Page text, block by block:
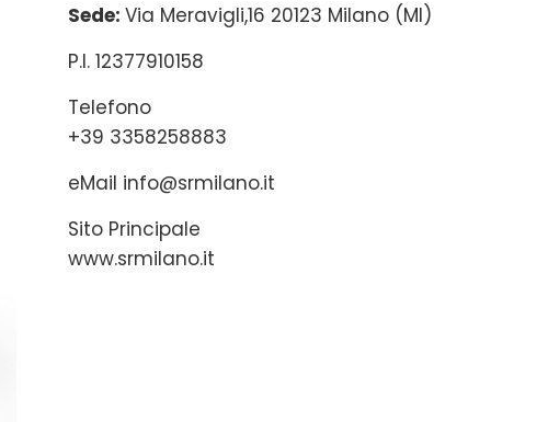
Sede: Via Meravigli,16 20123 Milano (MI)
P.I. 12377910158
Telefono
+39 3358258883
eMail info@srmilano.it
Sito Principale
www.srmilano.it